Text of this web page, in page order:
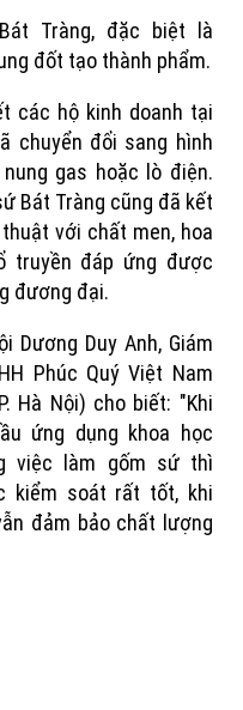
Tràng, đặc biệt là
đốt tạo thành phẩm.
các hộ kinh doanh tại
chuyển đổi sang hình
gas hoặc lò điện.
Bát Tràng cũng đã kết
với chất men, hoa
truyền đáp ứng được
đương đại.
Dương Duy Anh, Giám
Phúc Quý Việt Nam
Hà Nội) cho biết: "Khi
ứng dụng khoa học
việc làm gốm sứ thì
kiểm soát rất tốt, khi
đảm bảo chất lượng